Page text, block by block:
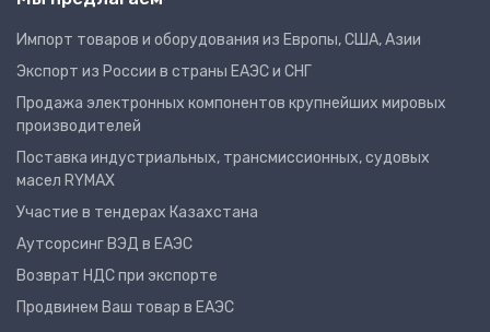
Импорт товаров и оборудования из Европы, США, Азии
Экспорт из России в страны ЕАЭС и СНГ
Продажа электронных компонентов крупнейших мировых
производителей
Поставка индустриальных, трансмиссионных, судовых
масел RYMAX
Участие в тендерах Казахстана
Аутсорсинг ВЭД в ЕАЭС
Возврат НДС при экспорте
Продвинем Ваш товар в ЕАЭС